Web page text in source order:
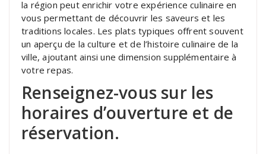
la région peut enrichir votre expérience culinaire en
vous permettant de découvrir les saveurs et les
traditions locales. Les plats typiques offrent souvent
un aperçu de la culture et de l’histoire culinaire de la
ville, ajoutant ainsi une dimension supplémentaire à
votre repas.
Renseignez-vous sur les
horaires d’ouverture et de
réservation.